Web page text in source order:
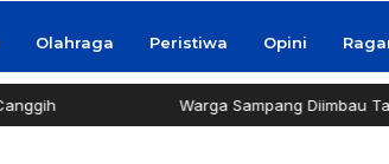
Olahraga Peristiwa Opini
Warga Sampang Diimbau Tak Bakar